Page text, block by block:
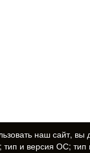
наш сайт, вы
и версия ОС; тип